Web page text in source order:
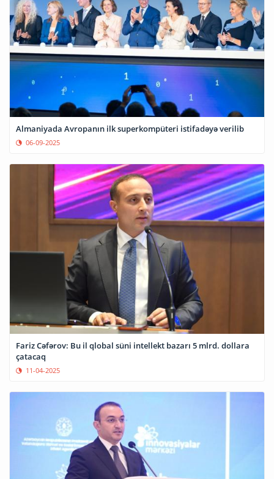
Almaniyada Avropanın ilk superkompüteri istifadəyə verilib
06-09-2025
Fariz Cəfərov: Bu il qlobal süni intellekt bazarı 5 mlrd. dollara
çatacaq
11-04-2025